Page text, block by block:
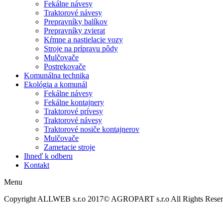
Fekálne návesy
Traktorové návesy
Prepravníky balíkov
Prepravníky zvierat
Kŕmne a nastielacie vozy
Stroje na prípravu pôdy
Mulčovače
Postrekovače
Komunálna technika
Ekológia a komunál
Fekálne návesy
Fekálne kontajnery
Traktorové prívesy
Traktorové návesy
Traktorové nosiče kontajnerov
Mulčovače
Zametacie stroje
Ihneď k odberu
Kontakt
Menu
Copyright ALLWEB s.r.o 2017© AGROPART s.r.o All Rights